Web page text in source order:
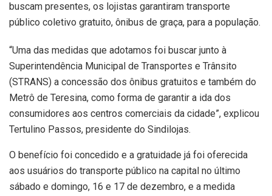
buscam presentes, os lojistas garantiram transporte
público coletivo gratuito, ônibus de graça, para a população.
“Uma das medidas que adotamos foi buscar junto à
Superintendência Municipal de Transportes e Trânsito
(STRANS) a concessão dos ônibus gratuitos e também do
Metrô de Teresina, como forma de garantir a ida dos
consumidores aos centros comerciais da cidade”, explicou
Tertulino Passos, presidente do Sindilojas.
O benefício foi concedido e a gratuidade já foi oferecida
aos usuários do transporte público na capital no último
sábado e domingo, 16 e 17 de dezembro, e a medida